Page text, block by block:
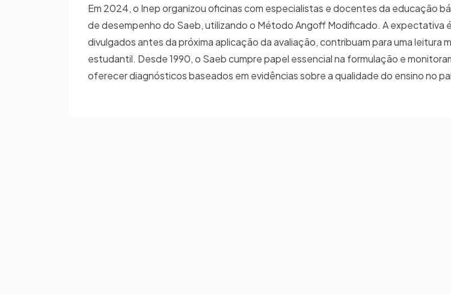
Em 2024, o Inep organizou oficinas com especialistas e docentes da educação
de desempenho do Saeb, utilizando o Método Angoff Modificado. A expectativa
divulgados antes da próxima aplicação da avaliação, contribuam para uma leitura
estudantil. Desde 1990, o Saeb cumpre papel essencial na formulação e
oferecer diagnósticos baseados em evidências sobre a qualidade do ensino no